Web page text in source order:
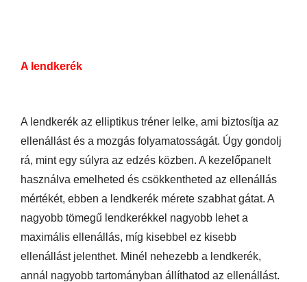
A lendkerék
A lendkerék az elliptikus tréner lelke, ami biztosítja az
ellenállást és a mozgás folyamatosságát. Úgy gondolj
rá, mint egy súlyra az edzés közben. A kezelőpanelt
használva emelheted és csökkentheted az ellenállás
mértékét, ebben a lendkerék mérete szabhat gátat. A
nagyobb tömegű lendkerékkel nagyobb lehet a
maximális ellenállás, míg kisebbel ez kisebb
ellenállást jelenthet. Minél nehezebb a lendkerék,
annál nagyobb tartományban állíthatod az ellenállást.